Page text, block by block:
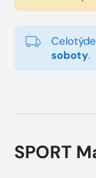
soboty.
SPORT